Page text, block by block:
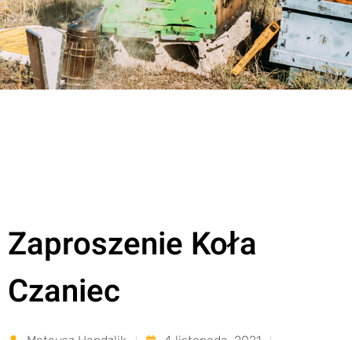
Zaproszenie Koła
Czaniec